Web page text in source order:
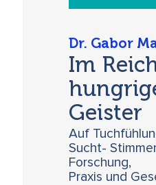
Dr. Gabor
Im
Geister
Auf
Sucht-
Forschung,
Praxis und